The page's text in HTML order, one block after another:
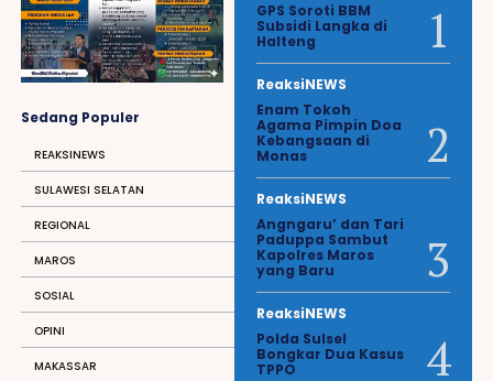
Sedang Populer
REAKSINEWS
SULAWESI SELATAN
REGIONAL
MAROS
SOSIAL
OPINI
MAKASSAR
GPS Soroti BBM
Subsidi Langka di
Halteng
ReaksiNEWS
Enam Tokoh
Agama Pimpin Doa
Kebangsaan di
Monas
ReaksiNEWS
Angngaru’ dan Tari
Paduppa Sambut
Kapolres Maros
yang Baru
ReaksiNEWS
Polda Sulsel
Bongkar Dua Kasus
TPPO